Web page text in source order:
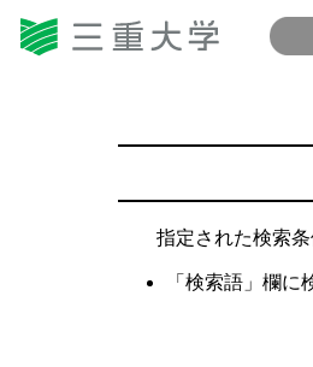
指定された検索条
「検索語」欄